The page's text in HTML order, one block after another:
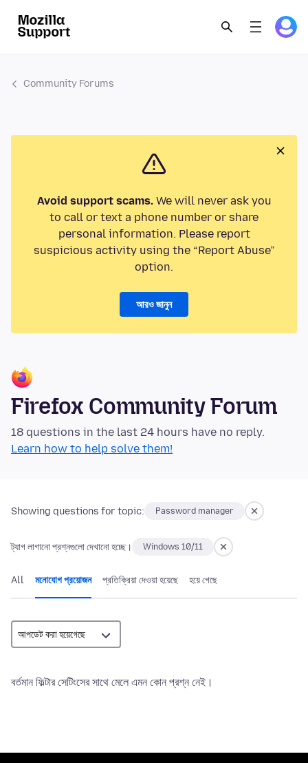
Community Forums
Avoid support scams.We will never ask you
to call or text a phone number or share
personal information. Please report
suspicious activity using the “Report Abuse”
option.
আরও জানুন
Firefox Community Forum
18 questions in the last 24 hours have no reply.
Learn how to help solve them!
Showing questions for topic: Password manager
ট্যাগ লাগানো প্রশ্নগুলো দেখানো হচ্ছে। Windows 10/11
All মনোযোগ প্রয়োজন প্রতিক্রিয়া দেওয়া হয়েছে হয়ে গেছে
বর্তমান ফিল্টার সেটিংসের সাথে মেলে এমন কোন প্রশ্ন নেই।